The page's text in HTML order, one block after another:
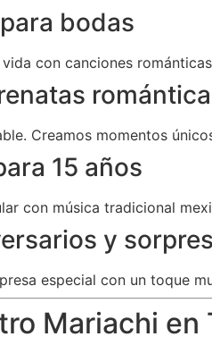
bodas
con canciones
Creamos momentos
15 años
con música tradicional
y
especial con un toque
Mariachi en